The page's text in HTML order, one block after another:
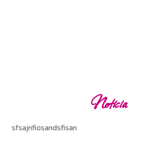
sfsajnfiosandsfisan
Noticia